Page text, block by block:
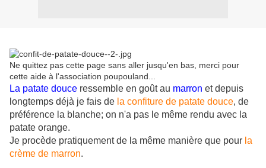
Ne quittez pas cette page sans aller jusqu'en bas, merci pour
cette aide à l'association poupouland...
La patate douce ressemble en goût au marron et depuis
longtemps déjà je fais de la confiture de patate douce, de
préférence la blanche; on n'a pas le même rendu avec la
patate orange.
Je procède pratiquement de la même manière que pour la
crème de marron.